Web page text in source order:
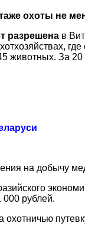
охоты не
разрешена в
животных. За
на добычу
000 рублей.